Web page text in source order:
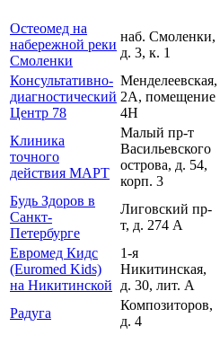
Остеомед на
набережной реки
Смоленки
наб. Смоленки,
д. 3, к. 1
Консультативно-
диагностический
Центр 78
Менделеевская,
2А, помещение
4Н
Клиника
точного
действия МАРТ
Малый пр-т
Васильевского
острова, д. 54,
корп. 3
Будь Здоров в
Санкт-
Петербурге
Лиговский пр-
т, д. 274 А
Евромед Кидс
(Euromed Kids)
на Никитинской
1-я
Никитинская,
д. 30, лит. А
Радуга
Композиторов,
д. 4